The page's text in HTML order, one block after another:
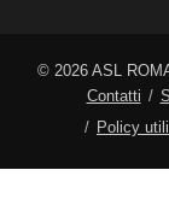
© 2026 ASL
Contatti
Policy